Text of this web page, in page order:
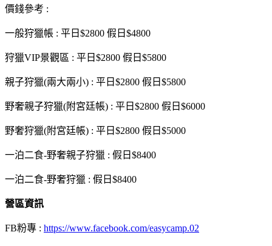
價錢參考 :
一般狩獵帳 : 平日$2800 假日$4800
狩獵VIP景觀區 : 平日$2800 假日$5800
親子狩獵(兩大兩小) : 平日$2800 假日$5800
野奢親子狩獵(附宮廷帳) : 平日$2800 假日$6000
野奢狩獵(附宮廷帳) : 平日$2800 假日$5000
一泊二食-野奢親子狩獵 : 假日$8400
一泊二食-野奢狩獵 : 假日$8400
營區資訊
FB粉專 : https://www.facebook.com/easycamp.02